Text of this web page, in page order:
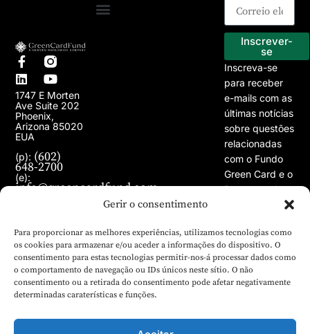
Gerir o consentimento
Para proporcionar as melhores experiências, utilizamos tecnologias como
os cookies para armazenar e/ou aceder a informações do dispositivo. O
consentimento para estas tecnologias permitir-nos-á processar dados como
o comportamento de navegação ou IDs únicos neste sítio. O não
consentimento ou a retirada do consentimento pode afetar negativamente
determinadas caraterísticas e funções.
1747 E Morten
Ave Suite 202
Phoenix,
Arizona 85020
EUA
(p): (602)
648-2700
(e):
info@greencardfund.com
Inscrever-
se
Inscreva-se
para receber
e-mails com as
últimas notícias
sobre questões
relacionadas
com o Fundo
Green Card e o
Programa de